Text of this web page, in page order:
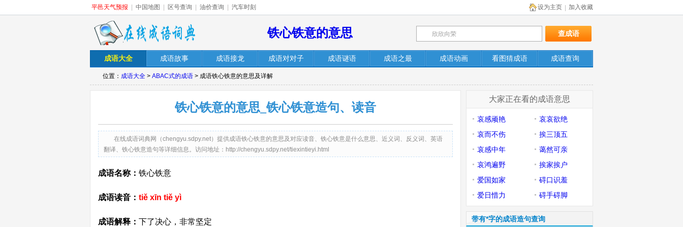
平邑天气预报 中国地图 区号查询 油价查询 汽车时刻 加入收藏
设为主页
铁心铁意的意思
成语大全 成语故事 成语接龙 成语对对子 成语谜语 成语之最 成语动画 看图猜成语 成语查询
位置： 成语大全 > ABAC式的成语 > 成语铁心铁意的意思及详解
铁心铁意的意思_铁心铁意造句、读音
在线成语词典网（chengyu.sdpy.net）提供成语铁心铁意的意思及对应读音、铁心铁意是什么意思、近义词、反义词、英语
翻译、铁心铁意造句等详细信息。访问地址：http://chengyu.sdpy.net/tiexintieyi.html
成语名称： 铁心铁意
成语读音： tiě xīn tiě yì
成语解释： 下了决心，非常坚定
大家正在看的成语意思
哀感顽艳
哀哀欲绝
哀而不伤
挨三顶五
哀感中年
蔼然可亲
哀鸿遍野
挨家挨户
爱国如家
碍口识羞
爱日惜力
碍手碍脚
带有*字的成语造句查询